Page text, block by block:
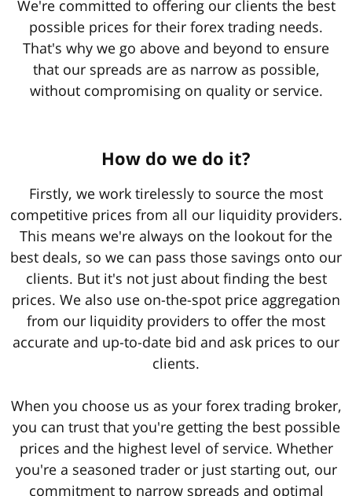
We're committed to offering our clients the best
possible prices for their forex trading needs.
That's why we go above and beyond to ensure
that our spreads are as narrow as possible,
without compromising on quality or service.
How do we do it?
Firstly, we work tirelessly to source the most
competitive prices from all our liquidity providers.
This means we're always on the lookout for the
best deals, so we can pass those savings onto our
clients. But it's not just about finding the best
prices. We also use on-the-spot price aggregation
from our liquidity providers to offer the most
accurate and up-to-date bid and ask prices to our
clients.
When you choose us as your forex trading broker,
you can trust that you're getting the best possible
prices and the highest level of service. Whether
you're a seasoned trader or just starting out, our
commitment to narrow spreads and optimal